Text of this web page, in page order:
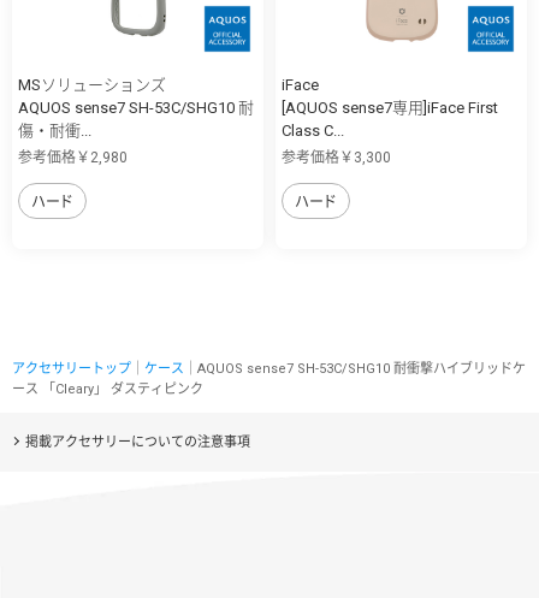
MSソリューションズ
AQUOS sense7 SH-53C/SHG10 耐
傷・耐衝...
参考価格￥2,980
ハード
iFace
[AQUOS sense7専用]iFace First
Class C...
参考価格￥3,300
ハード
アクセサリートップ ケース ｜AQUOS sense7 SH-53C/SHG10 耐衝撃ハイブリッドケ
ース 「Cleary」 ダスティピンク
掲載アクセサリーについての注意事項